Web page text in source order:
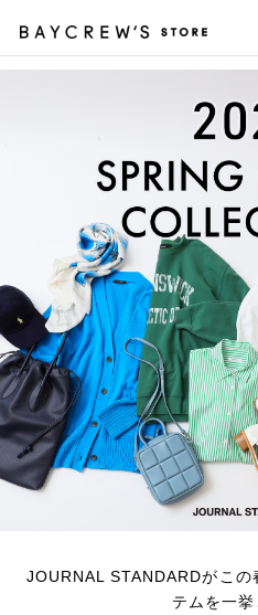
JOURNAL STANDARDがこの
テムを一挙